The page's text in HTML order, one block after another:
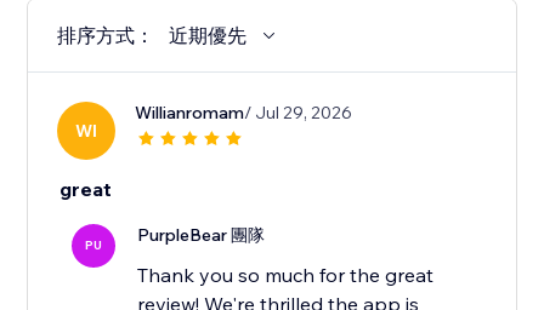
排序方式： 近期優先
WI
Willianromam/ Jul 29, 2026
great
PU PurpleBear 團隊
Thank you so much for the great
review! We're thrilled the app is